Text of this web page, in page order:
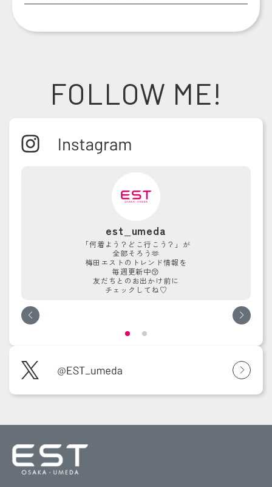
FOLLOW ME!
est_umeda
「何着よう？どこ行こう？」が
全部そろう🫶
梅田エストのトレンド情報を
毎週更新中😚
友だちとのお出かけ前に
チェックしてね♡